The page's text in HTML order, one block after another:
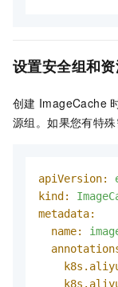
设置安全组和
创建 ImageCache
源组。如果您有特殊
apiVersion:
kind:
metadata:
name: